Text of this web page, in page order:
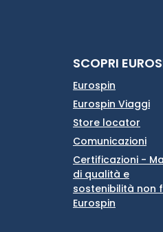
SCOPRI
Eurospin
Eurospin Viaggi
Store locator
Comunicazioni
Certificazioni -
di qualità e
sostenibilità non
Eurospin